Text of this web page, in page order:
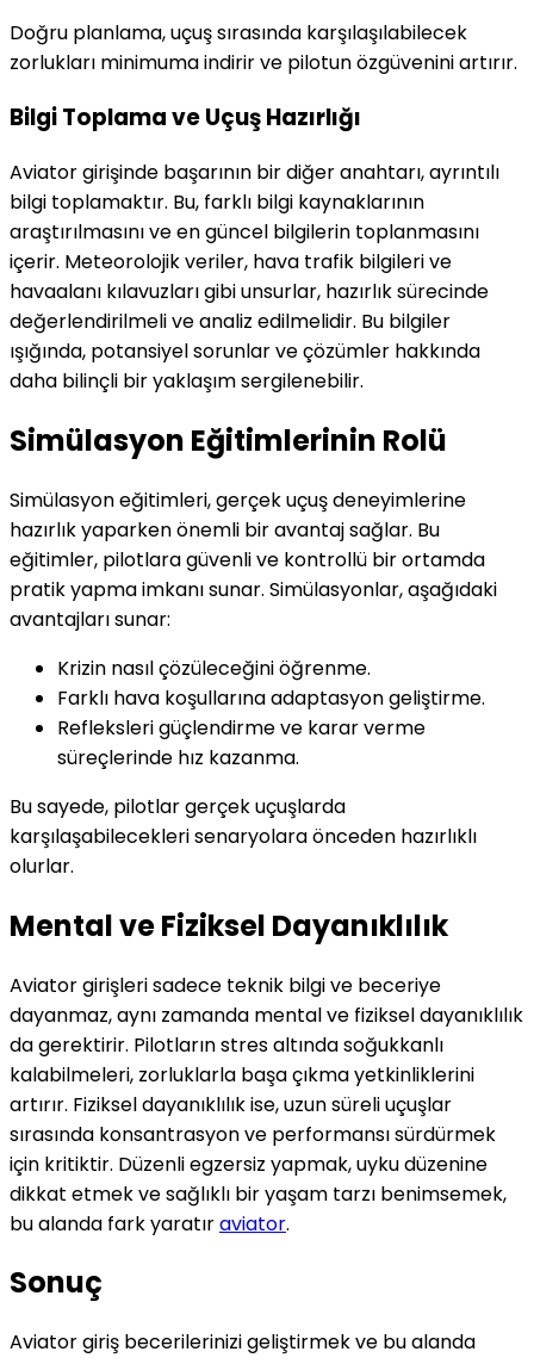
Doğru planlama, uçuş sırasında karşılaşılabilecek
zorlukları minimuma indirir ve pilotun özgüvenini artırır.
Bilgi Toplama ve Uçuş Hazırlığı
Aviator girişinde başarının bir diğer anahtarı, ayrıntılı
bilgi toplamaktır. Bu, farklı bilgi kaynaklarının
araştırılmasını ve en güncel bilgilerin toplanmasını
içerir. Meteorolojik veriler, hava trafik bilgileri ve
havaalanı kılavuzları gibi unsurlar, hazırlık sürecinde
değerlendirilmeli ve analiz edilmelidir. Bu bilgiler
ışığında, potansiyel sorunlar ve çözümler hakkında
daha bilinçli bir yaklaşım sergilenebilir.
Simülasyon Eğitimlerinin Rolü
Simülasyon eğitimleri, gerçek uçuş deneyimlerine
hazırlık yaparken önemli bir avantaj sağlar. Bu
eğitimler, pilotlara güvenli ve kontrollü bir ortamda
pratik yapma imkanı sunar. Simülasyonlar, aşağıdaki
avantajları sunar:
Krizin nasıl çözüleceğini öğrenme.
Farklı hava koşullarına adaptasyon geliştirme.
Refleksleri güçlendirme ve karar verme
süreçlerinde hız kazanma.
Bu sayede, pilotlar gerçek uçuşlarda
karşılaşabilecekleri senaryolara önceden hazırlıklı
olurlar.
Mental ve Fiziksel Dayanıklılık
Aviator girişleri sadece teknik bilgi ve beceriye
dayanmaz, aynı zamanda mental ve fiziksel dayanıklılık
da gerektirir. Pilotların stres altında soğukkanlı
kalabilmeleri, zorluklarla başa çıkma yetkinliklerini
artırır. Fiziksel dayanıklılık ise, uzun süreli uçuşlar
sırasında konsantrasyon ve performansı sürdürmek
için kritiktir. Düzenli egzersiz yapmak, uyku düzenine
dikkat etmek ve sağlıklı bir yaşam tarzı benimsemek,
bu alanda fark yaratıraviator.
Sonuç
Aviator giriş becerilerinizi geliştirmek ve bu alanda